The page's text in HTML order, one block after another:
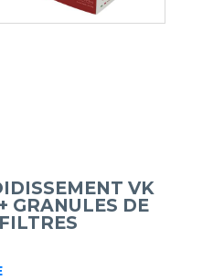
VK
GRANULES DE